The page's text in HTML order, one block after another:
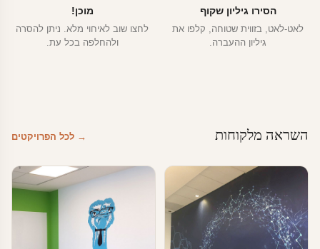
הסירו גיליון שקוף
לאט-לאט, בזווית שטוחה, קלפו את
גיליון ההעברה.
מוכן!
לחצו שוב לאיחוי מלא. ניתן להסרה
ולהחלפה בכל עת.
השראה מלקוחות → לכל הפרויקטים